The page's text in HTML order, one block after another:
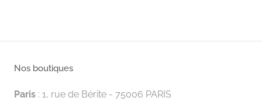
Nos boutiques
Paris : 1, rue de Bérite - 75006 PARIS